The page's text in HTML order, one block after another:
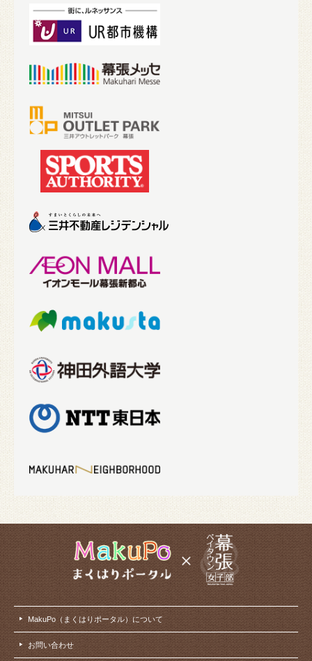
MakuPo（まくはりポータル）について
お問い合わせ